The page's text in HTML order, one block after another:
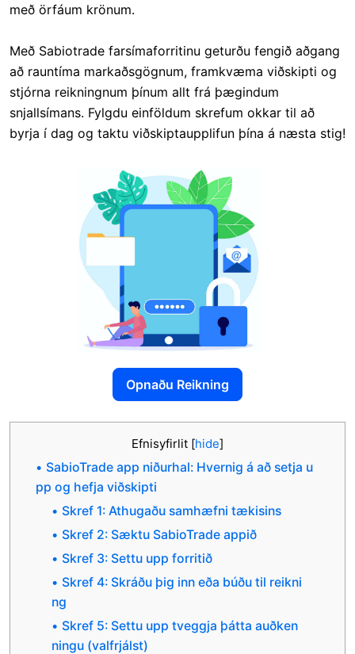
með örfáum krönum.
Með Sabiotrade farsímaforritinu geturðu fengið aðgang
að rauntíma markaðsgögnum, framkvæma viðskipti og
stjórna reikningnum þínum allt frá þægindum
snjallsímans. Fylgdu einföldum skrefum okkar til að
byrja í dag og taktu viðskiptaupplifun þína á næsta stig!
Opnaðu Reikning
Efnisyfirlit [hide]
SabioTrade app niðurhal: Hvernig á að setja u
pp og hefja viðskipti
Skref 1: Athugaðu samhæfni tækisins
Skref 2: Sæktu SabioTrade appið
Skref 3: Settu upp forritið
Skref 4: Skráðu þig inn eða búðu til reikni
ng
Skref 5: Settu upp tveggja þátta auðken
ningu (valfrjálst)